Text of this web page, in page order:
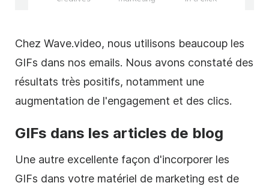
Chez Wave.video, nous utilisons beaucoup les
GIFs dans nos emails. Nous avons constaté des
résultats très positifs, notamment une
augmentation de l'engagement et des clics.
GIFs dans les articles de blog
Une autre excellente façon d'incorporer les
GIFs dans votre matériel de marketing est de